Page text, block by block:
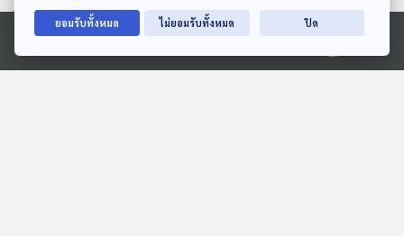
Ⓒ 2020 องค์การกระจายเสียงและแพร่ภาพสาธารณะแห่งประเทศไทย
ยอมรับทั้งหมด ไม่ยอมรับทั้งหมด ปิด